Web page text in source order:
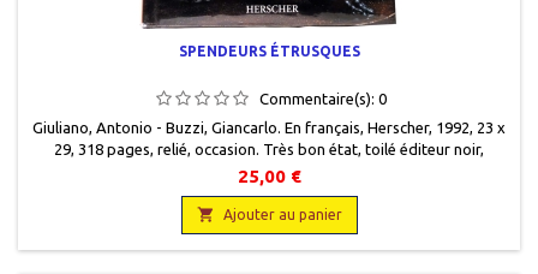
SPENDEURS ÉTRUSQUES
Commentaire(s): 0
Giuliano, Antonio - Buzzi, Giancarlo. En français, Herscher, 1992, 23 x
29, 318 pages, relié, occasion. Très bon état, toilé éditeur noir,
jaquette éditeur illustrée, livre protégé par un plastique. Epuisé chez
l'éditeur.
25,00 €
 Ajouter au panier